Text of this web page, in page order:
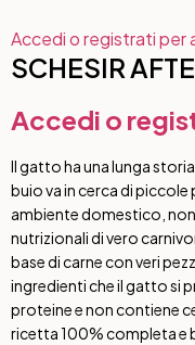
Accedi o registrati per
SCHESIR
Accedi o
Il gatto ha una lunga
buio va in cerca di
ambiente domestico, non
nutrizionali di vero
base di carne con veri
ingredienti che il gatto si
proteine e non contiene
ricetta 100% completa e